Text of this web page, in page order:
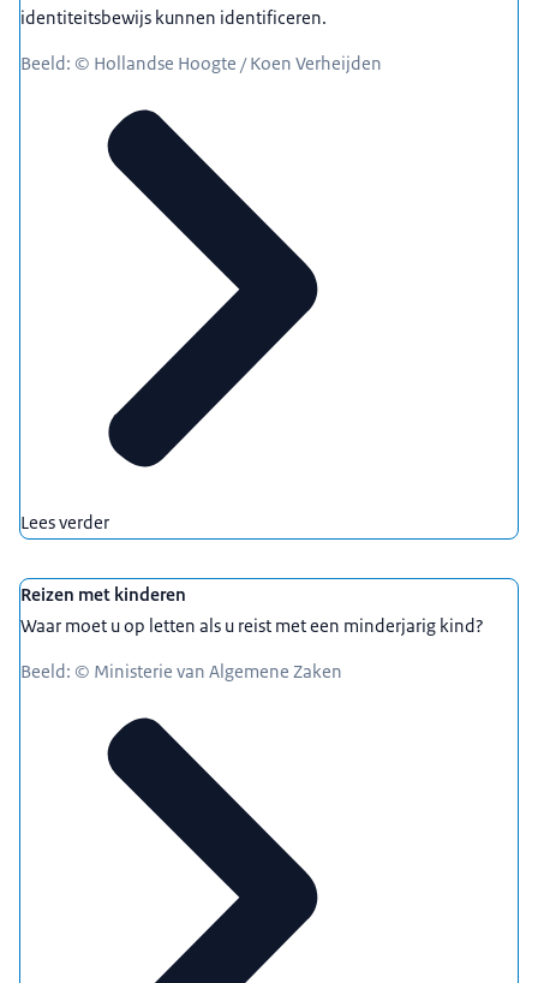
identiteitsbewijs kunnen identificeren.
Beeld: © Hollandse Hoogte / Koen Verheijden
Lees verder
Reizen met kinderen
Waar moet u op letten als u reist met een minderjarig kind?
Beeld: © Ministerie van Algemene Zaken